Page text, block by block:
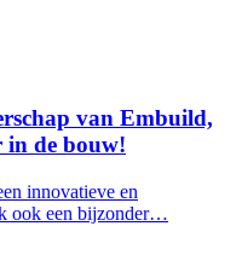
van Embuild,
in de bouw!
innovatieve en
ook een bijzonder…